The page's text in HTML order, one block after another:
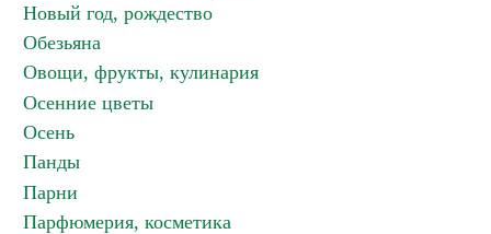
Новый год, рождество
Обезьяна
Овощи, фрукты, кулинария
Осенние цветы
Осень
Панды
Парни
Парфюмерия, косметика